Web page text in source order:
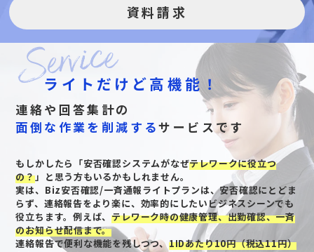
資料請求
ライトだけど高機能！
連絡や回答集計の
面倒な作業を削減するサービスです
もしかしたら「安否確認システムがなぜテレワークに役立つ
の？」と思う方もいるかもしれません。
実は、Biz安否確認/一斉通報ライトプランは、安否確認にとどま
らず、連絡報告をより楽に、効率的にしたいビジネスシーンでも
役立ちます。例えば、テレワーク時の健康管理、出勤確認、一斉
のお知らせ配信まで。
連絡報告で便利な機能を残しつつ、 1IDあたり10円（税込11円）